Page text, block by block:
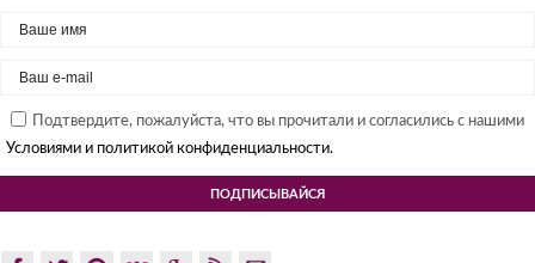
Подтвердите, пожалуйста, что вы прочитали и согласились с нашими
Условиями и политикой конфиденциальности.